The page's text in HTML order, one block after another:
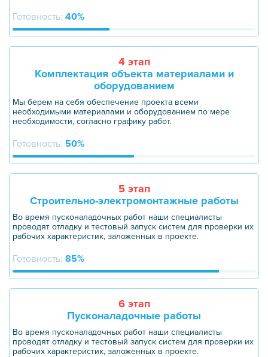
Готовность: 40%
4 этап
Комплектация объекта материалами и
оборудованием
Мы берем на себя обеспечение проекта всеми
необходимыми материалами и оборудованием по мере
необходимости, согласно графику работ.
Готовность: 50%
5 этап
Строительно-электромонтажные работы
Во время пусконаладочных работ наши специалисты
проводят отладку и тестовый запуск систем для проверки их
рабочих характеристик, заложенных в проекте.
Готовность: 85%
6 этап
Пусконаладочные работы
Во время пусконаладочных работ наши специалисты
проводят отладку и тестовый запуск систем для проверки их
рабочих характеристик, заложенных в проекте.